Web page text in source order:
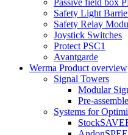
Safety Light
Safety Relay
Joystick Switches
Protect PSC1
Avantgarde
Werma Product overview
Signal Towers
Modular
Pre-
Systems for